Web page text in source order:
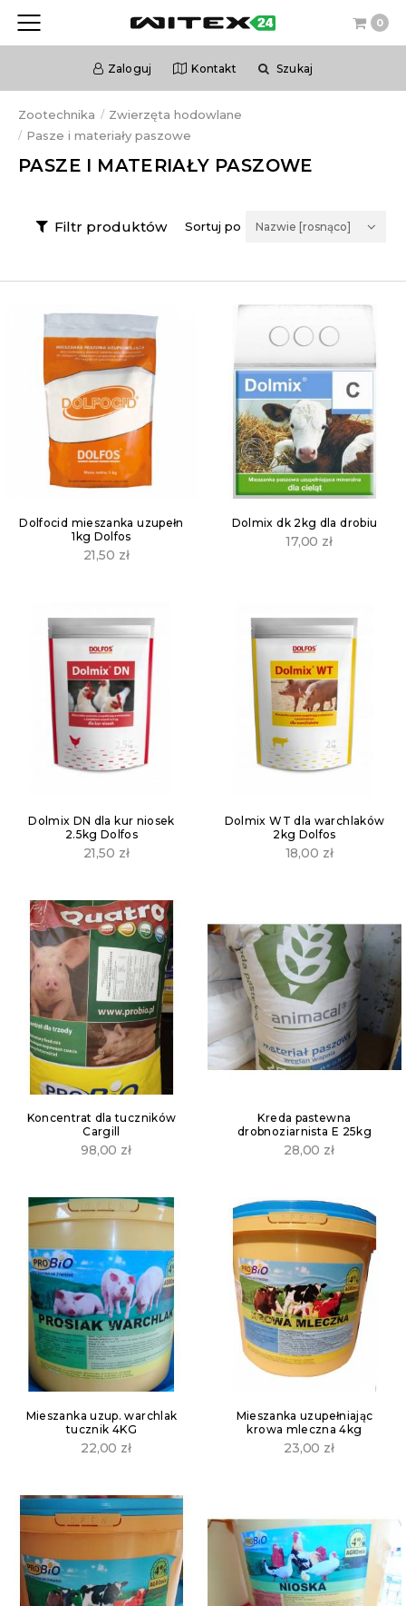
Zaloguj Kontakt
0
Szukaj
Zootechnika
Zwierzęta hodowlane
Pasze i materiały paszowe
PASZE I MATERIAŁY PASZOWE
Filtr produktów Sortuj po Nazwie [rosnąco]
Dolfocid mieszanka uzupełn
1kg Dolfos
21,50 zł
Dolmix dk 2kg dla drobiu
17,00 zł
Dolmix DN dla kur niosek
2.5kg Dolfos
21,50 zł
Dolmix WT dla warchlaków
2kg Dolfos
18,00 zł
Koncentrat dla tuczników
Cargill
98,00 zł
Kreda pastewna
drobnoziarnista E 25kg
28,00 zł
Mieszanka uzup. warchlak
tucznik 4KG
22,00 zł
Mieszanka uzupełniając
krowa mleczna 4kg
23,00 zł